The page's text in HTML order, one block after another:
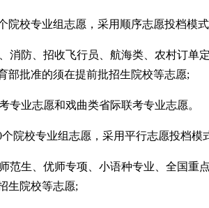
院校专业组志愿，采用顺序志愿投档模
消防、招收飞行员、航海类、农村订单
部批准的须在提前批招生院校等志愿;
专业志愿和戏曲类省际联考专业志愿。
院校专业组志愿，采用平行志愿投档
范生、优师专项、小语种专业、全国重
生院校等志愿;